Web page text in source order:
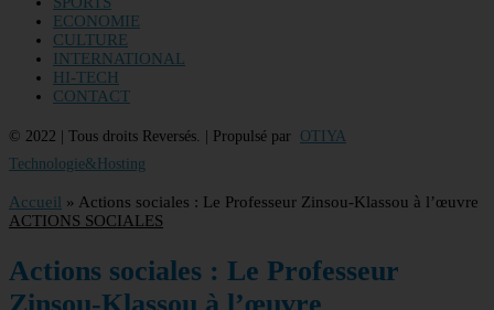
ECONOMIE
CULTURE
INTERNATIONAL
HI-TECH
CONTACT
© 2022 | Tous droits Reversés. | Propulsé par OTIYA
Technologie&Hosting
Accueil » Actions sociales : Le Professeur Zinsou-Klassou à l’œuvre
ACTIONS SOCIALES
Actions sociales : Le Professeur
Zinsou-Klassou à l’œuvre